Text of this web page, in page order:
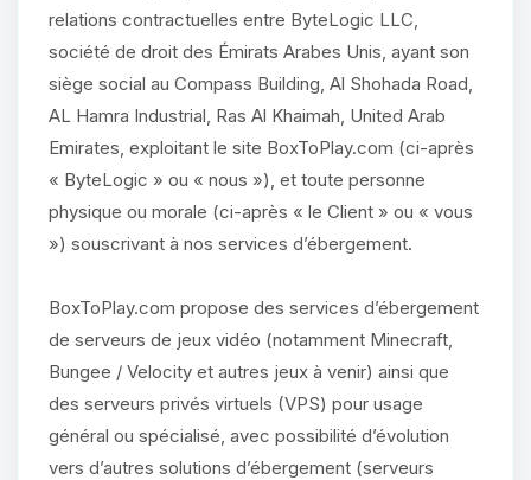
relations contractuelles entre ByteLogic LLC,
société de droit des Émirats Arabes Unis, ayant son
siège social au Compass Building, Al Shohada Road,
AL Hamra Industrial, Ras Al Khaimah, United Arab
Emirates, exploitant le site BoxToPlay.com (ci-après
« ByteLogic » ou « nous »), et toute personne
physique ou morale (ci-après « le Client » ou « vous
») souscrivant à nos services d’ébergement.
BoxToPlay.com propose des services d’ébergement
de serveurs de jeux vidéo (notamment Minecraft,
Bungee / Velocity et autres jeux à venir) ainsi que
des serveurs privés virtuels (VPS) pour usage
général ou spécialisé, avec possibilité d’évolution
vers d’autres solutions d’ébergement (serveurs